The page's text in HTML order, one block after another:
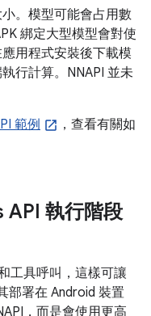
。模型可能會占用數
綁定大型模型會對使
用程式安裝後下載模
行計算。NNAPI 並未
範例
，查看有關如
執行階段
工具呼叫，這樣可讓
部署在 Android 裝置
，而是會使用更高